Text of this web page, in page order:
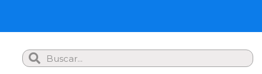
Search